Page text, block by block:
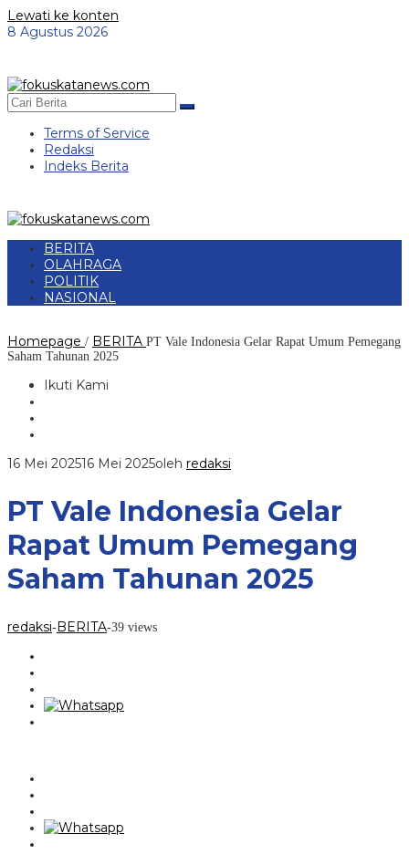
Lewati ke konten
8 Agustus 2026
Terms of Service
Redaksi
Indeks Berita
BERITA
OLAHRAGA
POLITIK
NASIONAL
Homepage / BERITA PT Vale Indonesia Gelar Rapat Umum Pemegang
Saham Tahunan 2025
Ikuti Kami
16 Mei 202516 Mei 2025oleh redaksi
PT Vale Indonesia Gelar
Rapat Umum Pemegang
Saham Tahunan 2025
redaksi-BERITA-39 views